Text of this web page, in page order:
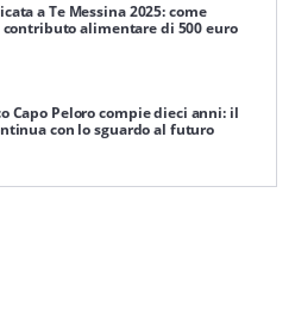
a Te Messina 2025: come
contributo alimentare di 500 euro
Capo Peloro compie dieci anni: il
con lo sguardo al futuro